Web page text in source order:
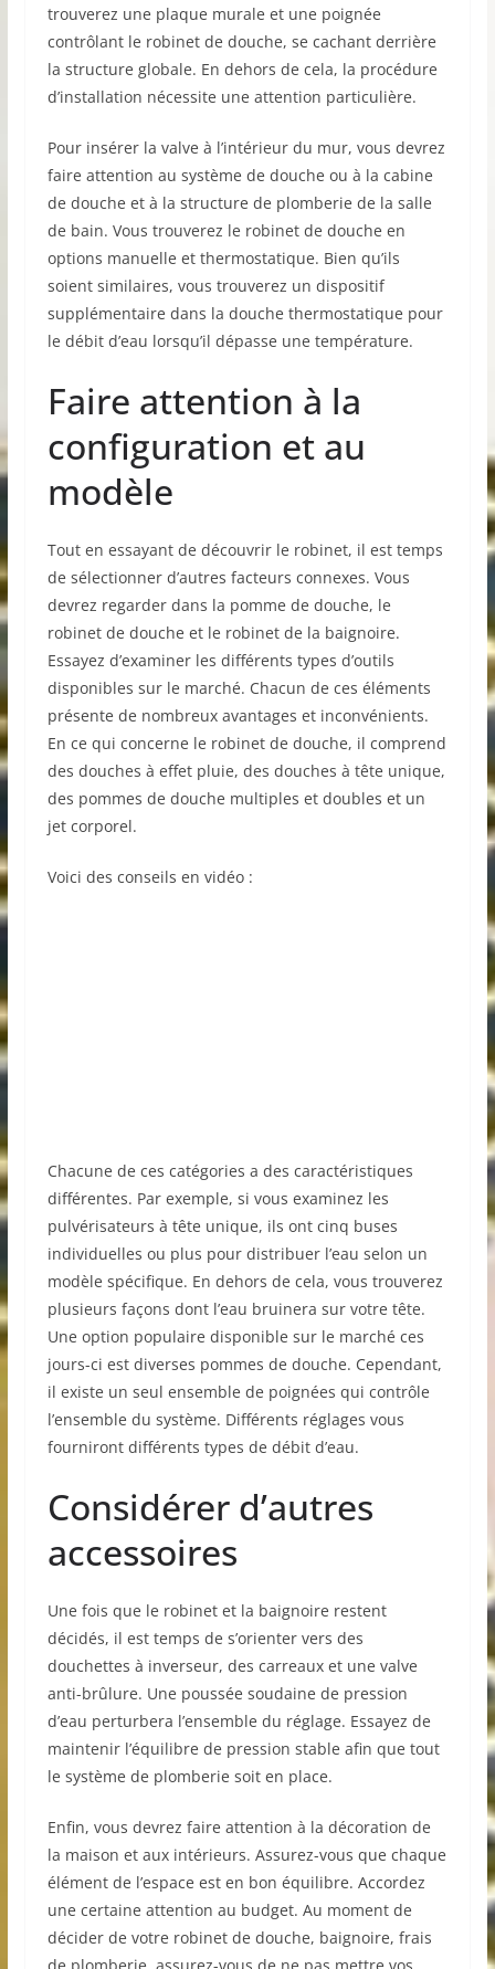
trouverez une plaque murale et une poignée
contrôlant le robinet de douche, se cachant derrière
la structure globale. En dehors de cela, la procédure
d’installation nécessite une attention particulière.
Pour insérer la valve à l’intérieur du mur, vous devrez
faire attention au système de douche ou à la cabine
de douche et à la structure de plomberie de la salle
de bain. Vous trouverez le robinet de douche en
options manuelle et thermostatique. Bien qu’ils
soient similaires, vous trouverez un dispositif
supplémentaire dans la douche thermostatique pour
le débit d’eau lorsqu’il dépasse une température.
Faire attention à la
configuration et au
modèle
Tout en essayant de découvrir le robinet, il est temps
de sélectionner d’autres facteurs connexes. Vous
devrez regarder dans la pomme de douche, le
robinet de douche et le robinet de la baignoire.
Essayez d’examiner les différents types d’outils
disponibles sur le marché. Chacun de ces éléments
présente de nombreux avantages et inconvénients.
En ce qui concerne le robinet de douche, il comprend
des douches à effet pluie, des douches à tête unique,
des pommes de douche multiples et doubles et un
jet corporel.
Voici des conseils en vidéo :
Chacune de ces catégories a des caractéristiques
différentes. Par exemple, si vous examinez les
pulvérisateurs à tête unique, ils ont cinq buses
individuelles ou plus pour distribuer l’eau selon un
modèle spécifique. En dehors de cela, vous trouverez
plusieurs façons dont l’eau bruinera sur votre tête.
Une option populaire disponible sur le marché ces
jours-ci est diverses pommes de douche. Cependant,
il existe un seul ensemble de poignées qui contrôle
l’ensemble du système. Différents réglages vous
fourniront différents types de débit d’eau.
Considérer d’autres
accessoires
Une fois que le robinet et la baignoire restent
décidés, il est temps de s’orienter vers des
douchettes à inverseur, des carreaux et une valve
anti-brûlure. Une poussée soudaine de pression
d’eau perturbera l’ensemble du réglage. Essayez de
maintenir l’équilibre de pression stable afin que tout
le système de plomberie soit en place.
Enfin, vous devrez faire attention à la décoration de
la maison et aux intérieurs. Assurez-vous que chaque
élément de l’espace est en bon équilibre. Accordez
une certaine attention au budget. Au moment de
décider de votre robinet de douche, baignoire, frais
de plomberie, assurez-vous de ne pas mettre vos